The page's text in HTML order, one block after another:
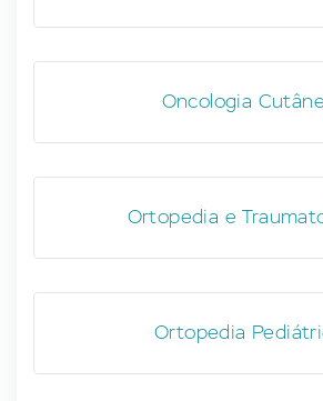
Oncologia
Ortopedia e
Ortopedia